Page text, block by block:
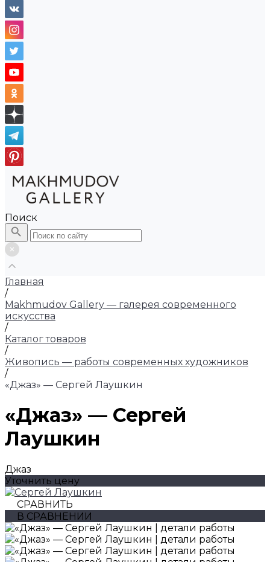
Поиск
Главная
/
Makhmudov Gallery — галерея современного
искусства
/
Каталог товаров
/
Живопись — работы современных художников
/
«Джаз» — Сергей Лаушкин
«Джаз» — Сергей
Лаушкин
Джаз
Уточнить цену
СРАВНИТЬ
В СРАВНЕНИИ